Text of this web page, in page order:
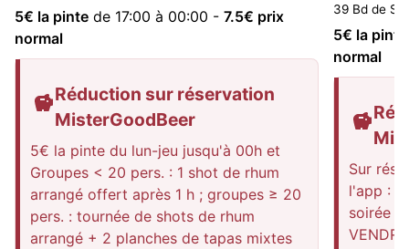
5€ la pinte de 17:00 à 00:00 - 7.5€ prix
normal
Réduction sur réservation
MisterGoodBeer
5€ la pinte du lun-jeu jusqu'à 00h et
Groupes < 20 pers. : 1 shot de rhum
arrangé offert après 1 h ; groupes ≥ 20
pers. : tournée de shots de rhum
arrangé + 2 planches de tapas mixtes
39 Bd de
5€ la pinte
normal
Sur
l'app :
soirée /